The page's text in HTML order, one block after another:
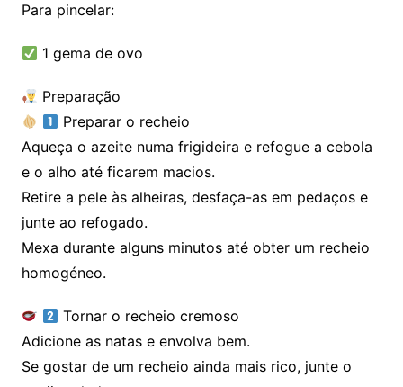
Para pincelar:
1 gema de ovo
Preparação
Preparar o recheio
Aqueça o azeite numa frigideira e refogue a cebola
e o alho até ficarem macios.
Retire a pele às alheiras, desfaça-as em pedaços e
junte ao refogado.
Mexa durante alguns minutos até obter um recheio
homogéneo.
Tornar o recheio cremoso
Adicione as natas e envolva bem.
Se gostar de um recheio ainda mais rico, junte o